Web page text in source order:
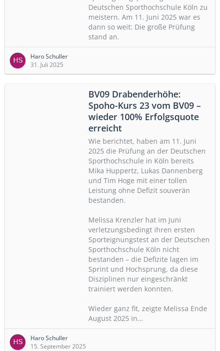
Deutschen Sporthochschule Köln zu
meistern. Am 11. Juni 2025 war es
dann so weit: Die große Prüfung
stand an.
Haro Schuller
31. Juli 2025
BV09 Drabenderhöhe:
Spoho-Kurs 23 vom BV09 –
wieder 100% Erfolgsquote
erreicht
Wie berichtet, haben am 11. Juni
2025 die Prüfung an der Deutschen
Sporthochschule in Köln bereits
Mika Huppertz, Lukas Dannenberg
und Tim Hoge mit einer tollen
Leistung ohne Defizit souverän
bestanden.
Melissa Krenzler hat im Juni
verletzungsbedingt ihren ersten
Sporteignungstest an der Deutschen
Sporthochschule Köln nicht
bestanden – die Defizite lagen im
Sprint und Hochsprung, da diese
Disziplinen nur eingeschränkt
trainiert werden konnten.
Wieder ganz fit, zeigte Melissa Ende
August 2025 in…
Haro Schuller
15. September 2025